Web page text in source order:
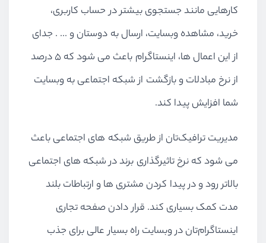
کارهایی مانند جستجوی بیشتر در حساب کاربری،
خرید، مشاهده وبسایت، ارسال به دوستان و ... . جدای
از این اعمال ها، اینستاگرام باعث می شود که ۵ درصد
از نرخ مبادلات و بازگشت از شبکه اجتماعی به وبسایت
شما افزایش پیدا کند.
مدیریت ترافیک‌تان از طریق شبکه های اجتماعی باعث
می شود که نرخ تاثیرگذاری برند در شبکه های اجتماعی
بالاتر رود و در پیدا کردن مشتری ها و ارتباطات بلند
مدت کمک بسیاری کند. قرار دادن صفحه تجاری
اینستاگرام‌تان در وبسایت راه بسیار عالی برای جذب